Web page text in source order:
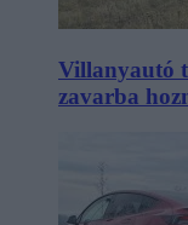
Villanyautó
zavarba